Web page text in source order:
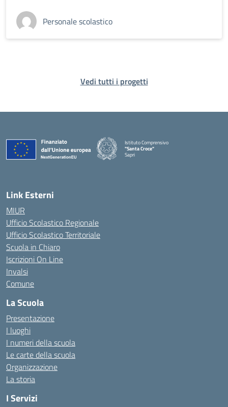
Personale scolastico
Vedi tutti i progetti
Istituto Comprensivo
"Santa Croce"
Sapri
— Visita la pagina iniziale della scuola
Link Esterni
MIUR
Ufficio Scolastico Regionale
Ufficio Scolastico Territoriale
Scuola in Chiaro
Iscrizioni On Line
Invalsi
Comune
La Scuola
Presentazione
I luoghi
I numeri della scuola
Le carte della scuola
Organizzazione
La storia
I Servizi